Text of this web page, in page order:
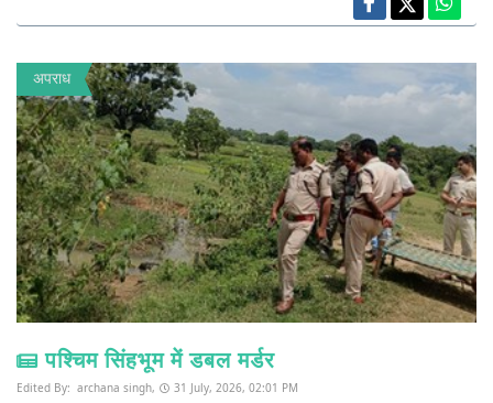
अपराध
पश्चिम सिंहभूम में डबल मर्डर
Edited By: archana singh, 31 July, 2026, 02:01 PM